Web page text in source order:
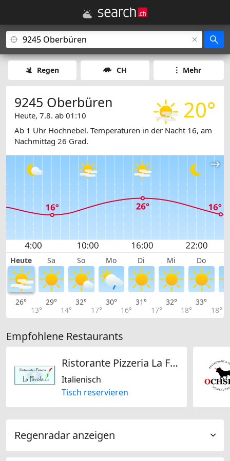
Regen CH Mehr
20°
9245 Oberbüren
Heute, 7.8. ab 01:10
Ab 1 Uhr Hochnebel. Temperaturen in der Nacht 16, am
Nachmittag 26 Grad.
Heute Sa So Mo Di Mi Do
26°
13°
29°
14°
32°
17°
30°
16°
31°
17°
32°
18°
33°
18°
Empfohlene Restaurants
Ristorante Pizzeria La Favola zur Luxenburg
Italienisch
Tisch reservieren
Regenradar anzeigen